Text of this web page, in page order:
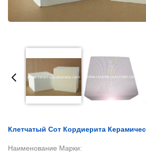
Клетчатый Сот Кордиерита
Наименование Марки: